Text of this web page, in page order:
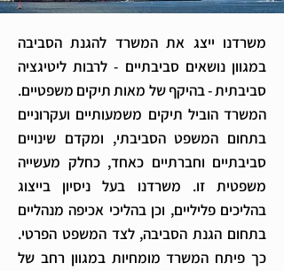
משרדנו ייצג את המשרד להגנת הסביבה
במגוון נושאים סביבתיים - לרבות ליטיגציה
סביבתית - בהיקף של מאות תיקים משפטיים.
המשרד הוביל תיקים משמעותיים ועקרוניים
בתחום המשפט הסביבתי, ומקדם שינויים
סביבתיים וחברתיים כאחד, כחלק מעשייה
משפטית זו. משרדנו בעל ניסיון בייצוג
בהליכים פליליים, וכן בהליכי אכיפה מנהליים
בתחום הגנת הסביבה, לצד המשפט הפרטי.
כך פיתח המשרד מומחיות במגוון רחב של